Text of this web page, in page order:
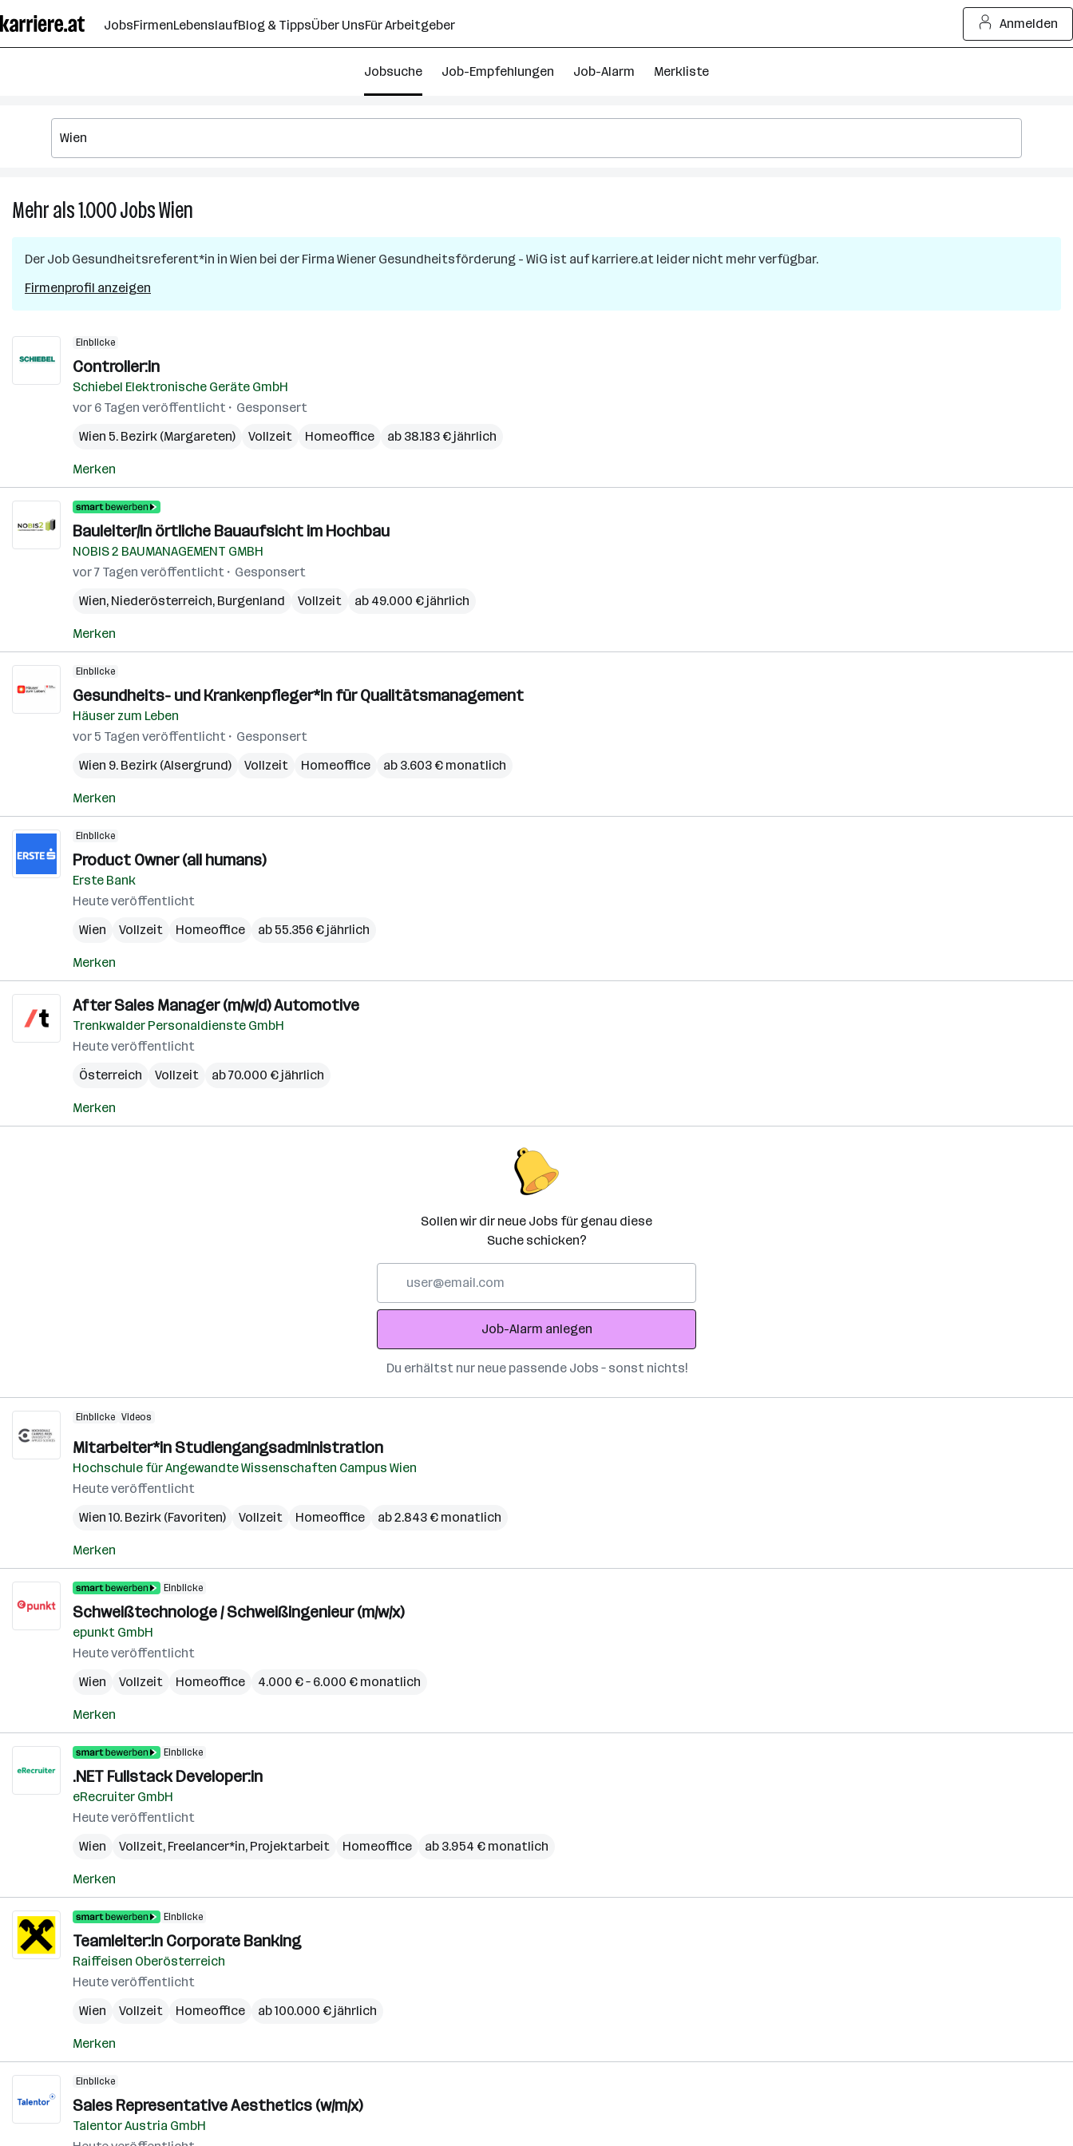
Seiteninhalt
springen
JobsFirmenLebenslaufBlog & TippsÜber UnsFür Arbeitgeber Anmelden
Jobsuche Job-Empfehlungen Job-Alarm Merkliste
Mehr als 1.000JobsWien
Jobs
Der Job Gesundheitsreferent*in in Wien bei der Firma Wiener Gesundheitsförderung - WiG ist auf karriere.at leider nicht mehr verfügbar.
Firmenprofil anzeigen
Einblicke
Controller:in
Schiebel Elektronische Geräte GmbH
vor 6 Tagen veröffentlicht
Gesponsert
Wien 5. Bezirk (Margareten)
Vollzeit Homeoffice ab 38.183 € jährlich
Merken
Bauleiter/in örtliche Bauaufsicht im Hochbau
NOBIS 2 BAUMANAGEMENT GMBH
vor 7 Tagen veröffentlicht
Gesponsert
Wien, Niederösterreich, Burgenland Vollzeit ab 49.000 € jährlich
Merken
Einblicke
Gesundheits- und Krankenpfleger*in für Qualitätsmanagement
Häuser zum Leben
vor 5 Tagen veröffentlicht
Gesponsert
Wien 9. Bezirk (Alsergrund)
Vollzeit Homeoffice ab 3.603 € monatlich
Merken
Einblicke
Product Owner (all humans)
Erste Bank
Heute veröffentlicht
Wien
Vollzeit Homeoffice ab 55.356 € jährlich
Merken
After Sales Manager (m/w/d) Automotive
Trenkwalder Personaldienste GmbH
Heute veröffentlicht
Österreich
Vollzeit ab 70.000 € jährlich
Merken
Sollen wir dir neue Jobs für genau diese
Suche schicken?
Adresse
Job-Alarm anlegen
Du erhältst nur neue passende Jobs – sonst nichts!
Einblicke Videos
Mitarbeiter*in Studiengangsadministration
Hochschule für Angewandte Wissenschaften Campus Wien
Heute veröffentlicht
Wien 10. Bezirk (Favoriten)
Vollzeit Homeoffice ab 2.843 € monatlich
Merken
Einblicke
Schweißtechnologe / Schweißingenieur (m/w/x)
epunkt GmbH
Heute veröffentlicht
Wien
Vollzeit Homeoffice 4.000 € – 6.000 € monatlich
Merken
Einblicke
.NET Fullstack Developer:in
eRecruiter GmbH
Heute veröffentlicht
Wien
Vollzeit, Freelancer*in, Projektarbeit Homeoffice ab 3.954 € monatlich
Merken
Einblicke
Teamleiter:in Corporate Banking
Raiffeisen Oberösterreich
Heute veröffentlicht
Wien
Vollzeit Homeoffice ab 100.000 € jährlich
Merken
Einblicke
Sales Representative Aesthetics (w/m/x)
Talentor Austria GmbH